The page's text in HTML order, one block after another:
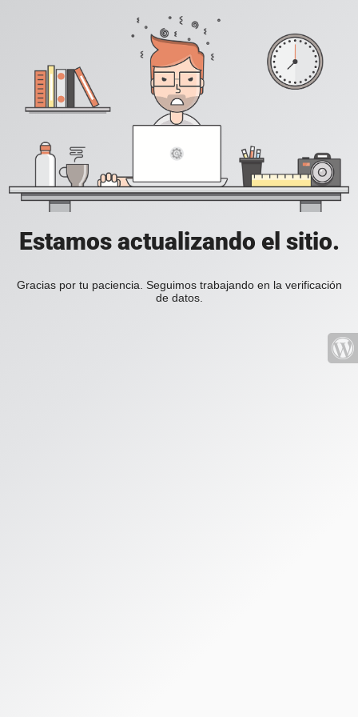
Estamos actualizando el sitio.
Gracias por tu paciencia. Seguimos trabajando en la verificación
de datos.